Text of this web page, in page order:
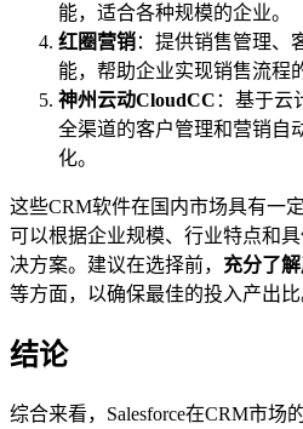
能，适合各种规模的企业。
红圈营销：提供销售管理、
能，帮助企业实现销售流程
神州云动CloudCC ：基于云
全渠道的客户管理和营销自
化。
这些CRM软件在国内市场具有一
可以根据企业规模、行业特点和
决方案。建议在选择前， 充分了
等方面，以确保最佳的投入产出比
结论
综合来看，Salesforce在CRM市场